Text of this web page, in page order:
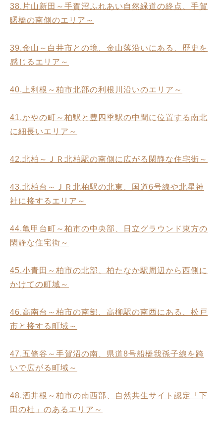
38.片山新田～手賀沼ふれあい自然緑道の終点、手賀
曙橋の南側のエリア～
39.金山～白井市との境、金山落沿いにある、歴史を
感じるエリア～
40.上利根～柏市北部の利根川沿いのエリア～
41.かやの町～柏駅と豊四季駅の中間に位置する南北
に細長いエリア～
42.北柏～ＪＲ北柏駅の南側に広がる閑静な住宅街～
43.北柏台～ＪＲ北柏駅の北東、国道6号線や北星神
社に接するエリア～
44.亀甲台町～柏市の中央部、日立グラウンド東方の
閑静な住宅街～
45.小青田～柏市の北部、柏たなか駅周辺から西側に
かけての町域～
46.高南台～柏市の南部、高柳駅の南西にある、松戸
市と接する町域～
47.五條谷～手賀沼の南、県道8号船橋我孫子線を跨
いで広がる町域～
48.酒井根～柏市の南西部、自然共生サイト認定「下
田の杜」のあるエリア～